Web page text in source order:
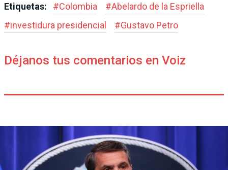
Etiquetas: #Colombia #Abelardo de la Espriella
#investidura presidencial #Gustavo Petro
Déjanos tus comentarios en Voiz